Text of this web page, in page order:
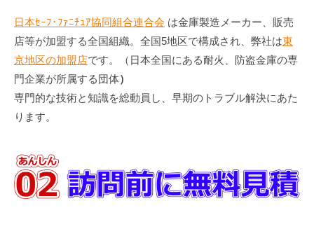
日本ｾｰﾌ･ﾌｧﾆﾁｭｱ協同組合連合会 は金庫製造メーカー、販売
店等が加盟する全国組織。全国5地区で構成され、弊社は東
京地区の加盟店です。（日本全国にある耐火、防盗金庫の専
門企業が所属する団体）
専門的な技術と知識を総動員し、早期のトラブル解決にあた
ります。